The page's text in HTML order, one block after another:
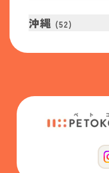
沖縄 (52)